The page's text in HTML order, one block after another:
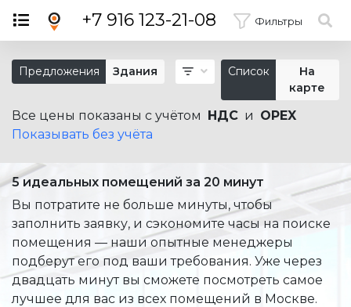
+7 916 123-21-08 Фильтры
×
Предложения Здания Список
На
карте
Все цены показаны с учётом НДС и OPEX
Показывать без учёта
5 идеальных помещений за 20 минут
Вы потратите не больше минуты, чтобы
заполнить заявку, и сэкономите часы на поиске
помещения — наши опытные менеджеры
подберут его под ваши требования. Уже через
двадцать минут вы сможете посмотреть самое
лучшее для вас из всех помещений в Москве.